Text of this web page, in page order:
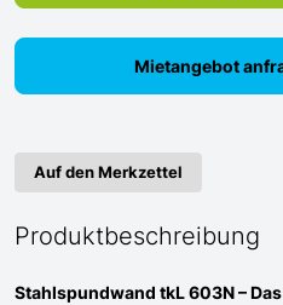
Mietangebot
Auf den Merkzettel
Produktbeschreibung
Stahlspundwand tkL 603N –